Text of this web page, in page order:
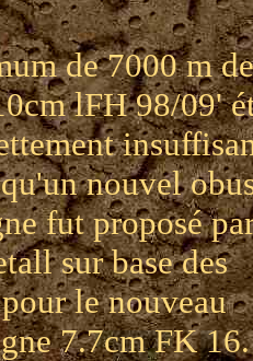
de 7000 m de
lFH 98/09'
nouvel
fut proposé
sur base des
le nouveau
7.7cm FK 16.